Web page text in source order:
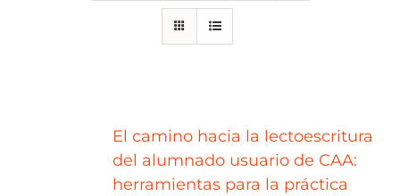
El camino hacia la lectoescritura
del alumnado usuario de CAA:
herramientas para la práctica